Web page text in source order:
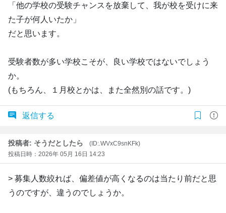
「他の学校の受験チャンスを放棄して、我が校を受けに来
た子が何人いたか」
だと思います。
受験者数が多い学校こそが、良い学校ではないでしょう
か。
(もちろん、１月校とかは、また全然別の話です。)
返信する
投稿者: そうだとしたら
(ID:.WVxC9snKFk)
投稿日時：2026年 05月 16日 14:23
> 募集人数絞れば、偏差値が高くなるのは当たり前だと思
うのですが、違うのでしょうか。